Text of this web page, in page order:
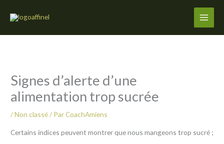
Signes d’alerte d’une
alimentation trop sucrée
/Non classé/ ParCoachAmiens
Certains indices peuvent montrer que nous mangeons trop sucré ;